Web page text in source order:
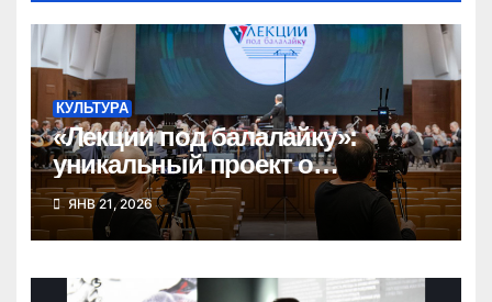
КУЛЬТУРА
«Лекции под балалайку»:
уникальный проект о
народных инструментах
ЯНВ 21, 2026